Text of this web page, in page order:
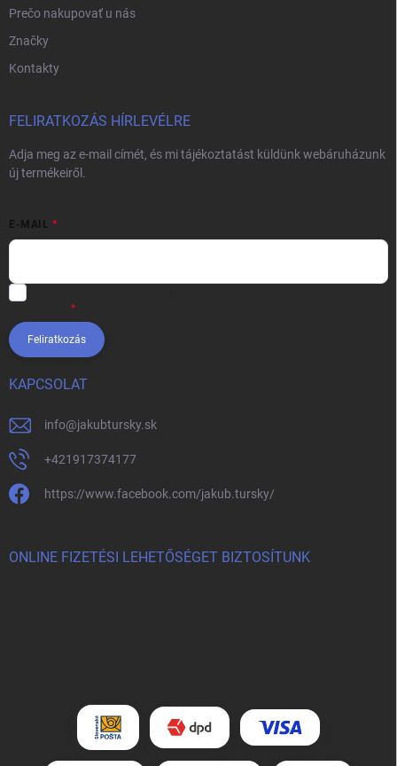
Prečo nakupovať u nás
Značky
Kontakty
FELIRATKOZÁS HÍRLEVÉLRE
Adja meg az e-mail címét, és mi tájékoztatást küldünk webáruházunk
új termékeiről.
E-MAIL
Feliratkozás
KAPCSOLAT
info@jakubtursky.sk
+421917374177
https://www.facebook.com/jakub.tursky/
ONLINE FIZETÉSI LEHETŐSÉGET BIZTOSÍTUNK